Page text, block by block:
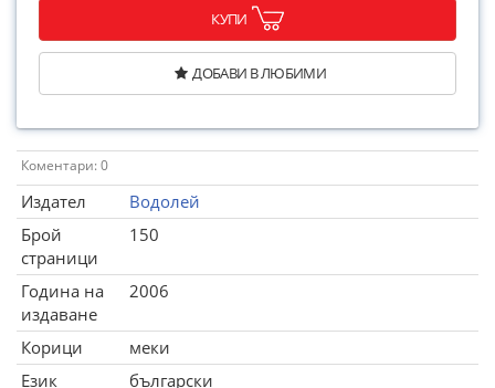
КУПИ
ДОБАВИ В ЛЮБИМИ
Коментари: 0
Издател
Водолей
Брой
страници
150
Година на
издаване
2006
Корици
меки
Език
български